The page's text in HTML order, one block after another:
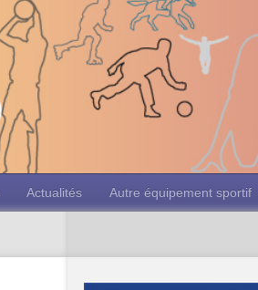
Actualités Autre équipement sportif